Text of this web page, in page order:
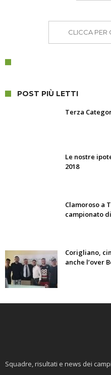
CLICCA PER
POST PIÙ LETTI
Terza
Le nostre
2018
Clamoroso a
campionato
Corigliano,
anche l’over
Squadre, risultati e news dei